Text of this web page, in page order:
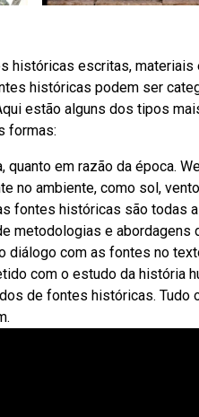
históricas escritas,
históricas podem ser
estão alguns dos tipos
formas:
quanto em razão da época.
no ambiente, como sol,
fontes históricas são todas
metodologias e
diálogo com as fontes no
com o estudo da história
de fontes históricas.